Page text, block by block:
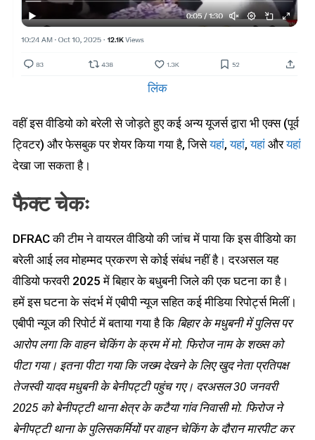
लिंक
वहीं इस वीडियो को बरेली से जोड़ते हुए कई अन्य यूजर्स द्वारा भी एक्स (पूर्व
ट्विटर) और फेसबुक पर शेयर किया गया है, जिसेयहां,यहां,यहांऔरयहां
देखा जा सकता है।
फैक्ट चेकः
DFRAC की टीम ने वायरल वीडियो की जांच में पाया कि इस वीडियो का
बरेली आई लव मोहम्मद प्रकरण से कोई संबंध नहीं है। दरअसल यह
वीडियो फरवरी 2025 में बिहार के बधुबनी जिले की एक घटना का है।
हमें इस घटना के संदर्भ में एबीपी न्यूज सहित कई मीडिया रिपोर्ट्स मिलीं।
एबीपी न्यूज की रिपोर्ट में बताया गया है कि बिहार के मधुबनी में पुलिस पर
आरोप लगा कि वाहन चेकिंग के क्रम में मो. फिरोज नाम के शख्स को
पीटा गया। इतना पीटा गया कि जख्म देखने के लिए खुद नेता प्रतिपक्ष
तेजस्वी यादव मधुबनी के बेनीपट्टी पहुंच गए। दरअसल 30 जनवरी
2025 को बेनीपट्टी थाना क्षेत्र के कटैया गांव निवासी मो. फिरोज ने
बेनीपट्टी थाना के पुलिसकर्मियों पर वाहन चेकिंग के दौरान मारपीट कर